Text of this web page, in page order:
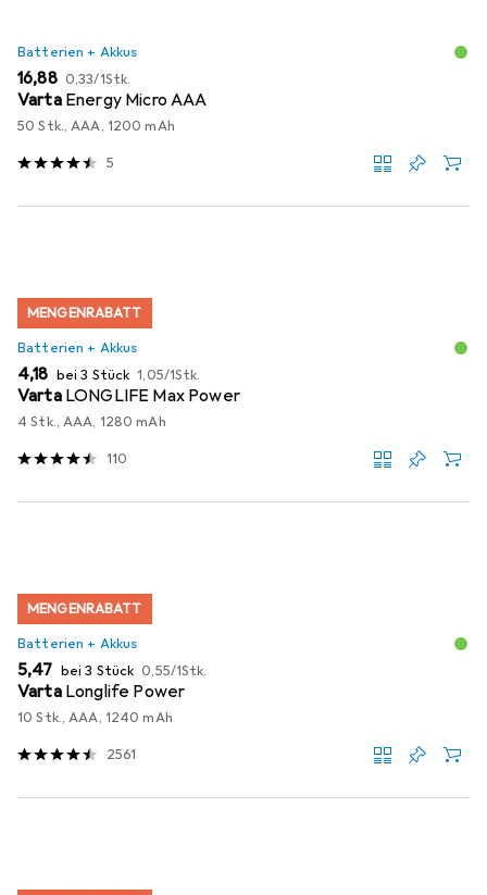
Batterien + Akkus
EUR
16,88 EUR
0,33/1Stk.
Varta Energy Micro AAA
50 Stk., AAA, 1200 mAh
5
MENGENRABATT
Batterien + Akkus
EUR
4,18 bei 3 Stück EUR
1,05/1Stk.
Varta LONGLIFE Max Power
4 Stk., AAA, 1280 mAh
110
MENGENRABATT
Batterien + Akkus
EUR
5,47 bei 3 Stück EUR
0,55/1Stk.
Varta Longlife Power
10 Stk., AAA, 1240 mAh
2561